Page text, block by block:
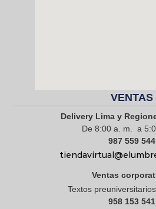
VENTAS
Delivery Lima y
De 8:00 a. m. a
987 559 544
Ventas
Textos
958 153 541